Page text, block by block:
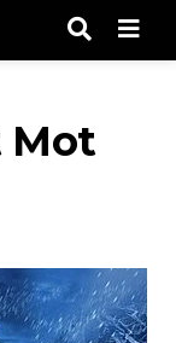
Mot